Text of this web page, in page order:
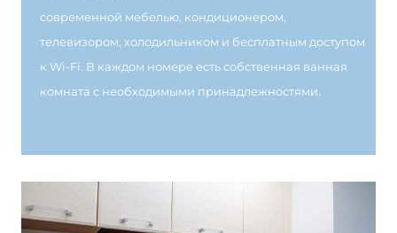
современной мебелью, кондиционером,
телевизором, холодильником и бесплатным доступом
к Wi-Fi. В каждом номере есть собственная ванная
комната с необходимыми принадлежностями.